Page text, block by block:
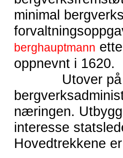
minimal
berghauptmann
oppnevnt i 1620.
Utover på
næringen.
interesse
Hovedtrekkene